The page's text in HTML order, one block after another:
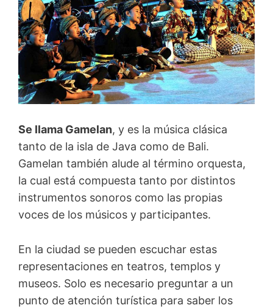
Se llama Gamelan, y es la música clásica
tanto de la isla de Java como de Bali.
Gamelan también alude al término orquesta,
la cual está compuesta tanto por distintos
instrumentos sonoros como las propias
voces de los músicos y participantes.
En la ciudad se pueden escuchar estas
representaciones en teatros, templos y
museos. Solo es necesario preguntar a un
punto de atención turística para saber los